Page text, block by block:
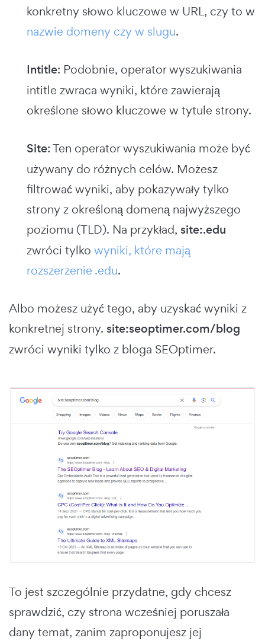
konkretny słowo kluczowe w URL, czy to w
nazwie domeny czy w slugu.
Intitle: Podobnie, operator wyszukiwania
intitle zwraca wyniki, które zawierają
określone słowo kluczowe w tytule strony.
Site: Ten operator wyszukiwania może być
używany do różnych celów. Możesz
filtrować wyniki, aby pokazywały tylko
strony z określoną domeną najwyższego
poziomu (TLD). Na przykład, site:.edu
zwróci tylko wyniki, które mają
rozszerzenie .edu.
Albo możesz użyć tego, aby uzyskać wyniki z
konkretnej strony. site:seoptimer.com/blog
zwróci wyniki tylko z bloga SEOptimer.
To jest szczególnie przydatne, gdy chcesz
sprawdzić, czy strona wcześniej poruszała
dany temat, zanim zaproponujesz jej